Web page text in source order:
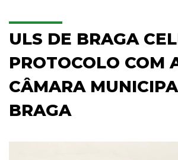
ULS DE BRAGA
PROTOCOLO COM
CÂMARA
BRAGA